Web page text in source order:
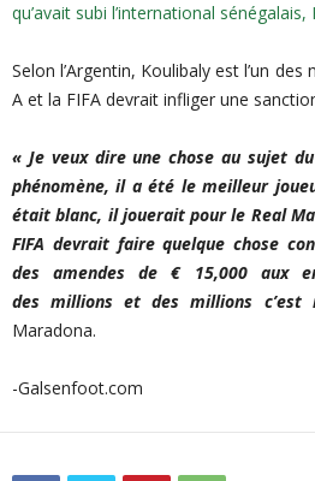
qu’avait subi l’international
Selon l’Argentin, Koulibaly est l’un
A et la FIFA devrait infliger une
« Je veux dire une chose au sujet
phénomène, il a été le meilleur
était blanc, il jouerait pour le Real
FIFA devrait faire quelque chose
des amendes de € 15,000 aux
des millions et des millions c’est
Maradona.
-Galsenfoot.com